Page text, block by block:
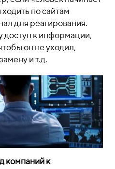
по сайтам
для реагирования.
к информации,
он не уходил,
и т.д.
компаний к